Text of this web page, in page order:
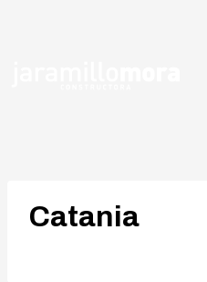
Catania